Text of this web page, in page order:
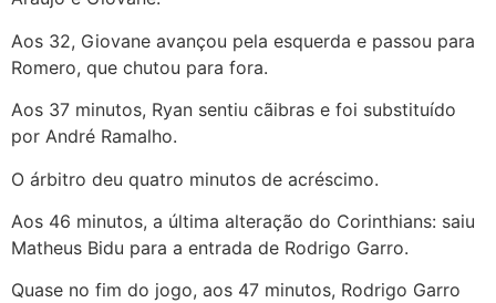
Aos 32, Giovane avançou pela esquerda e passou para
Romero, que chutou para fora.
Aos 37 minutos, Ryan sentiu cãibras e foi substituído
por André Ramalho.
O árbitro deu quatro minutos de acréscimo.
Aos 46 minutos, a última alteração do Corinthians: saiu
Matheus Bidu para a entrada de Rodrigo Garro.
Quase no fim do jogo, aos 47 minutos, Rodrigo Garro